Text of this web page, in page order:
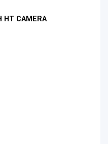
HT CAMERA